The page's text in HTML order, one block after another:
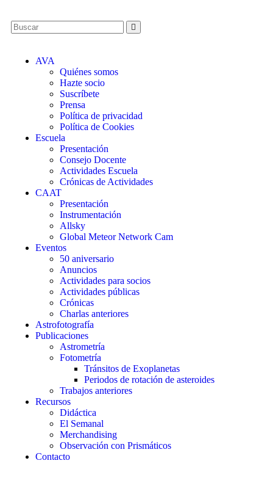
AVA
Quiénes somos
Hazte socio
Suscríbete
Prensa
Política de privacidad
Política de Cookies
Escuela
Presentación
Consejo Docente
Actividades Escuela
Crónicas de Actividades
CAAT
Presentación
Instrumentación
Allsky
Global Meteor Network Cam
Eventos
50 aniversario
Anuncios
Actividades para socios
Actividades públicas
Crónicas
Charlas anteriores
Astrofotografía
Publicaciones
Astrometría
Fotometría
Tránsitos de Exoplanetas
Periodos de rotación de asteroides
Trabajos anteriores
Recursos
Didáctica
El Semanal
Merchandising
Observación con Prismáticos
Contacto